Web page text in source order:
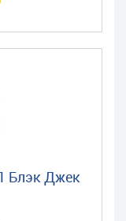
Блэк Джек